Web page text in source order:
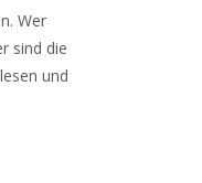
Wer
sind die
und